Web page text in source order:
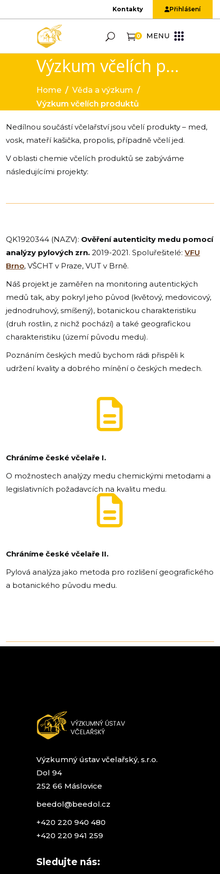
Kontakty Přihlášení
0 MENU
Výzkum včelích produktů
Home / Věda a výzkum /
Výzkum včelích produktů
Nedílnou součástí včelařství jsou včelí produkty – med,
vosk, mateří kašička, propolis, případně včelí jed.
V oblasti chemie včelích produktů se zabýváme
následujícími projekty:
QK1920344 (NAZV): Ověření autenticity medu pomocí
analýzy pylových zrn.2019-2021. Spoluřešitelé:VFU
Brno, VŠCHT v Praze, VUT v Brně.
Náš projekt je zaměřen na monitoring autentických
medů tak, aby pokryl jeho původ (květový, medovicový,
jednodruhový, smíšený), botanickou charakteristiku
(druh rostlin, z nichž pochází) a také geografickou
charakteristiku (území původu medu).
Poznáním českých medů bychom rádi přispěli k
udržení kvality a dobrého mínění o českých medech.
Chráníme české včelaře I.
O možnostech analýzy medu chemickými metodami a
legislativních požadavcích na kvalitu medu.
Chráníme české včelaře II.
Pylová analýza jako metoda pro rozlišení geografického
a botanického původu medu.
Výzkumný ústav včelařský, s.r.o.
Dol 94
252 66 Máslovice
beedol@beedol.cz
+420 220 940 480
+420 220 941 259
Sledujte nás: